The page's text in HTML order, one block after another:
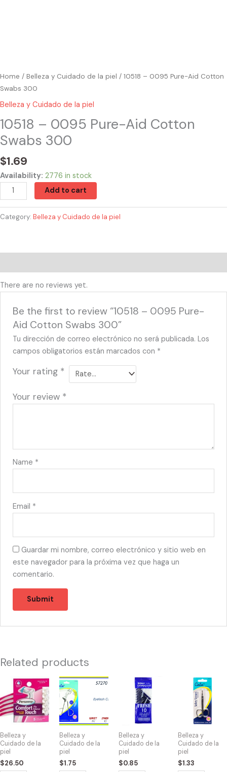
Home / Belleza y Cuidado de la piel / 10518 – 0095 Pure-Aid Cotton
Swabs 300
Belleza y Cuidado de la piel
10518 – 0095 Pure-Aid Cotton
Swabs 300
$1.69
Availability: 2776 in stock
Add to cart
Category: Belleza y Cuidado de la piel
There are no reviews yet.
Be the first to review “10518 – 0095 Pure-
Aid Cotton Swabs 300”
Tu dirección de correo electrónico no será publicada. Los
campos obligatorios están marcados con *
Your rating *
Your review *
Name *
Email *
Guardar mi nombre, correo electrónico y sitio web en
este navegador para la próxima vez que haga un
comentario.
Related products
Belleza y
Cuidado de la
piel
$26.50
53516
COMFORT
TOUCH
WOMAN
(5)
quantity
Belleza y
Cuidado de la
piel
$1.75
57270
-
EYELASH
CURLER
quantity
Belleza y
Cuidado de la
piel
$0.85
10042
Twin
Blade
Razors
10pk
Belleza y
Cuidado de la
piel
$1.33
55402
SCISSORS
SAFETY
quantity